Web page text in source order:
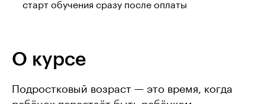
старт обучения сразу после оплаты
О курсе
Подростковый возраст — это время, когда